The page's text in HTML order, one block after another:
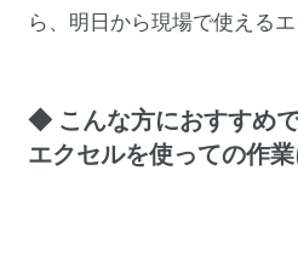
ら、明日から現場で使える
◆ こんな方におすすめ
エクセルを使っての作